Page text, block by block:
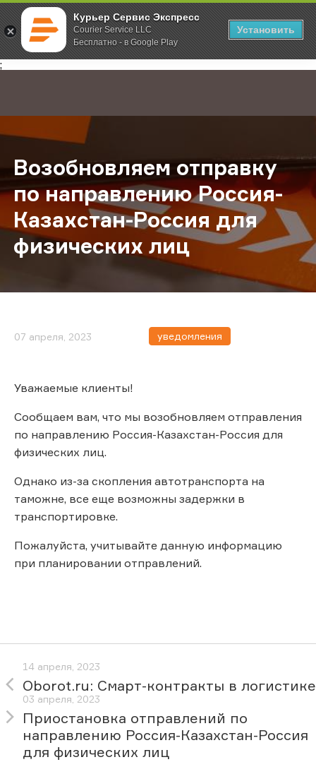
Курьер Сервис Экспресс
Courier Service LLC
Бесплатно - в Google Play
Установить
;
Главная О компании Новости Возобновляем отправку по
Возобновляем отправку
по направлению Россия-
Казахстан-Россия для
физических лиц
07 апреля, 2023 уведомления
Уважаемые клиенты!
Сообщаем вам, что мы возобновляем отправления
по направлению Россия-Казахстан-Россия для
физических лиц.
Однако из-за скопления автотранспорта на
таможне, все еще возможны задержки в
транспортировке.
Пожалуйста, учитывайте данную информацию
при планировании отправлений.
14 апреля, 2023
Oborot.ru: Смарт-контракты в логистике
03 апреля, 2023
Приостановка отправлений по
направлению Россия-Казахстан-Россия
для физических лиц